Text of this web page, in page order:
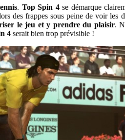
. Top Spin 4se démarque
des frappes sous peine de voir
le jeu et y prendre du plaisir.
4 serait bien trop prévisible !